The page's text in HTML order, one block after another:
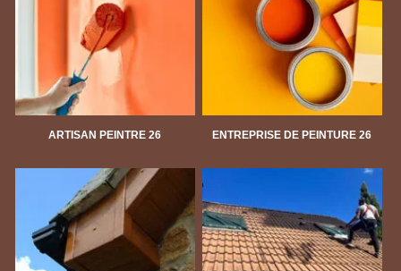
ARTISAN PEINTRE 26 ENTREPRISE DE PEINTURE 26